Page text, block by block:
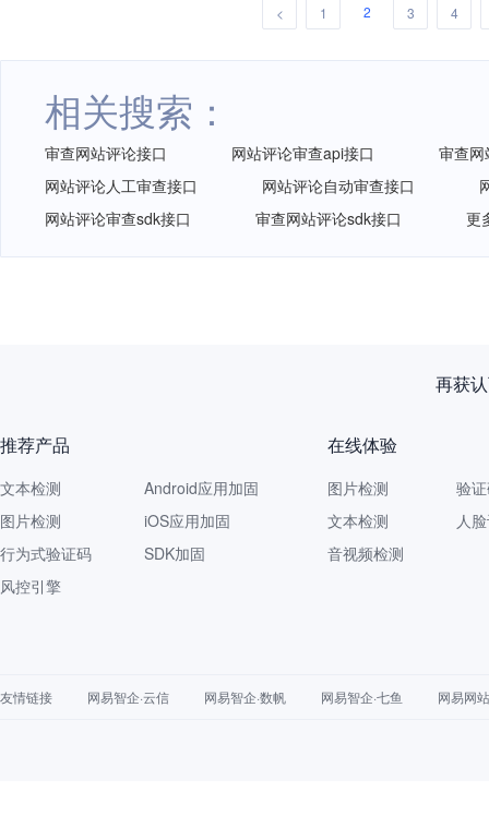
< 1 2 3 4
相关搜索：
审查网站评论接口 网站评论审查api接口
审查
网站评论人工审查接口
网站评论自动审查接口
网站评论审查sdk接口
审查网站评论sdk接口 更
再获
推荐产品
文本检测
图片检测
行为式验证码
风控引擎
Android应用加固
iOS应用加固
SDK加固
在线体验
图片检测
文本检测
音视频检测
验
人
友情链接 网易智企·云信 网易智企·数帆 网易智企·七鱼 网易网